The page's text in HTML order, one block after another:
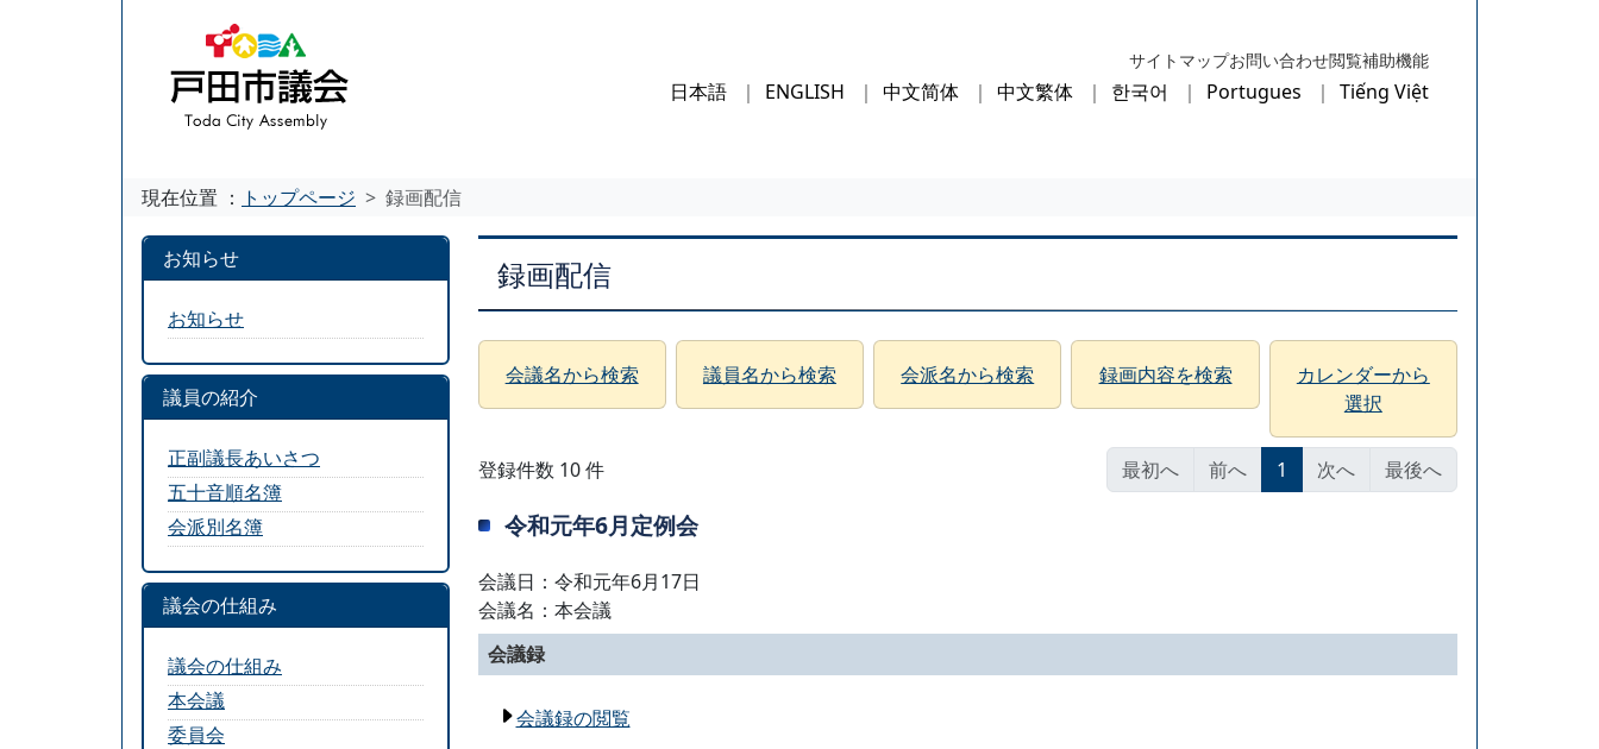
サイトマップお問い合わせ閲覧補助機能
日本語 ENGLISH 中文简体 中文繁体 한국어 Portugues Tiếng Việt
現在位置 ： トップページ 録画配信
録画配信
会議名から検索 議員名から検索 会派名から検索 録画内容を検索
カレンダーから
選択
登録件数 10 件 最初へ 前へ 1 次へ 最後へ
令和元年6月定例会
会議日：令和元年6月17日
会議名：本会議
会議録
会議録の閲覧
お知らせ
お知らせ
議員の紹介
正副議長あいさつ
五十音順名簿
会派別名簿
議会の仕組み
議会の仕組み
本会議
委員会